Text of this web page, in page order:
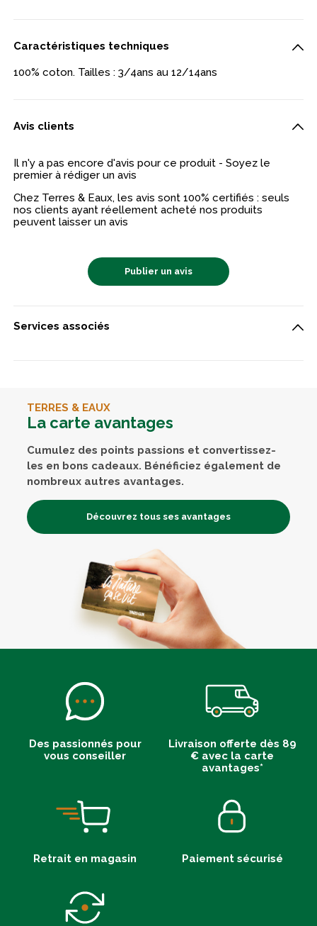
Caractéristiques techniques
100% coton. Tailles : 3/4ans au 12/14ans
Avis clients
Il n'y a pas encore d'avis pour ce produit - Soyez le
premier à rédiger un avis
Chez Terres & Eaux, les avis sont 100% certifiés : seuls
nos clients ayant réellement acheté nos produits
peuvent laisser un avis
Publier un avis
Services associés
TERRES & EAUX
La carte avantages
Cumulez des points passions et convertissez-
les en bons cadeaux. Bénéficiez également de
nombreux autres avantages.
Découvrez tous ses avantages
Des passionnés pour
vous conseiller
Livraison offerte dès 89
€ avec la carte
avantages*
Retrait en magasin Paiement sécurisé